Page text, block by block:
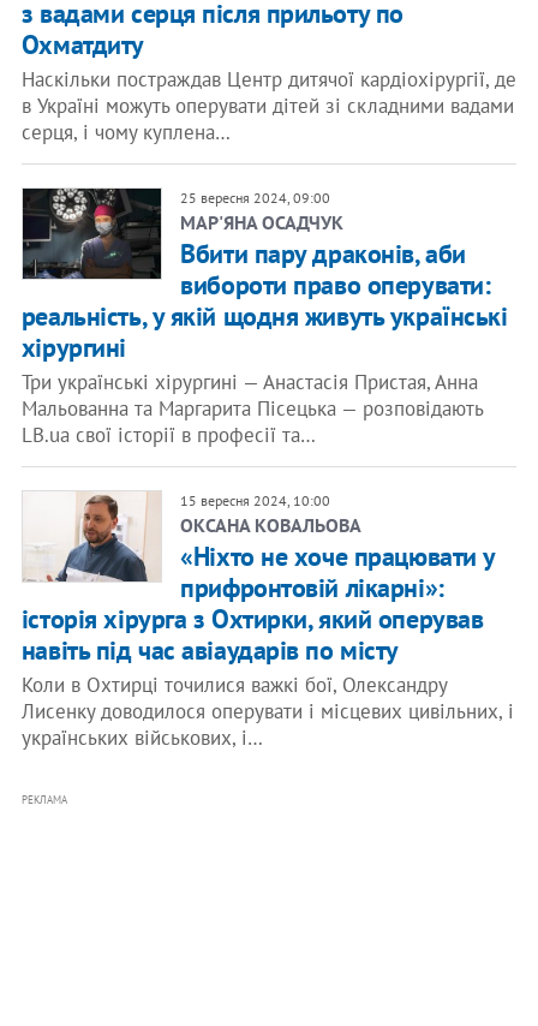
з вадами серця після прильоту по
Охматдиту
Наскільки постраждав Центр дитячої кардіохірургії, де
в Україні можуть оперувати дітей зі складними вадами
серця, і чому куплена…
25 вересня 2024, 09:00
МАР'ЯНА ОСАДЧУК
Вбити пару драконів, аби
вибороти право оперувати:
реальність, у якій щодня живуть українські
хірургині
Три українські хірургині — Анастасія Пристая, Анна
Мальованна та Маргарита Пісецька — розповідають
LB.ua свої історії в професії та…
15 вересня 2024, 10:00
ОКСАНА КОВАЛЬОВА
«Ніхто не хоче працювати у
прифронтовій лікарні»:
історія хірурга з Охтирки, який оперував
навіть під час авіаударів по місту
Коли в Охтирці точилися важкі бої, Олександру
Лисенку доводилося оперувати і місцевих цивільних, і
українських військових, і…
РЕКЛАМА